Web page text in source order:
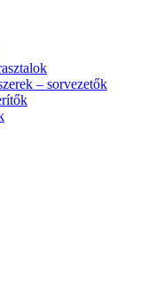
– sorvezetők